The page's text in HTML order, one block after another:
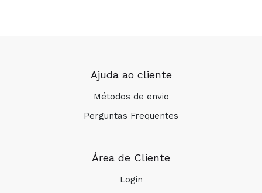
Ajuda ao cliente
Métodos de envio
Perguntas Frequentes
Área de Cliente
Login